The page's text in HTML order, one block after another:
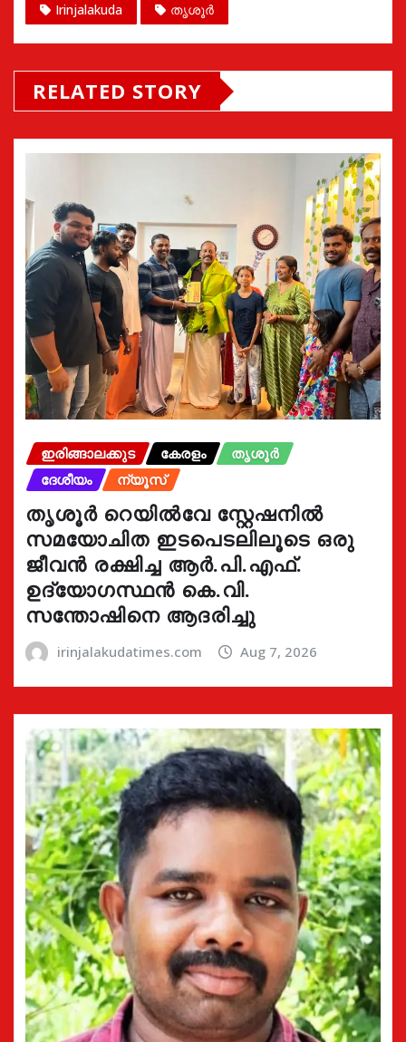
Irinjalakuda തൃശൂർ
RELATED STORY
ഇരിങ്ങാലക്കുട കേരളം
തൃശൂർ
ദേശീയം
ന്യൂസ്
തൃശൂർ റെയിൽവേ സ്റ്റേഷനിൽ
സമയോചിത ഇടപെടലിലൂടെ ഒരു
ജീവൻ രക്ഷിച്ച ആർ.പി.എഫ്.
ഉദ്യോഗസ്ഥൻ കെ.വി.
സന്തോഷിനെ ആദരിച്ചു
irinjalakudatimes.com Aug 7, 2026